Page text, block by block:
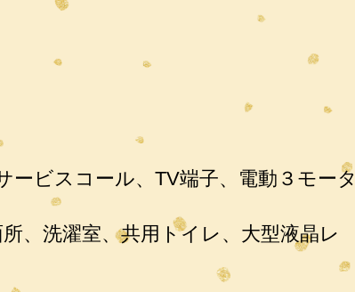
ビスコール、 TV端子、電動３モータ
、洗濯室、共用トイレ、 大型液晶レ